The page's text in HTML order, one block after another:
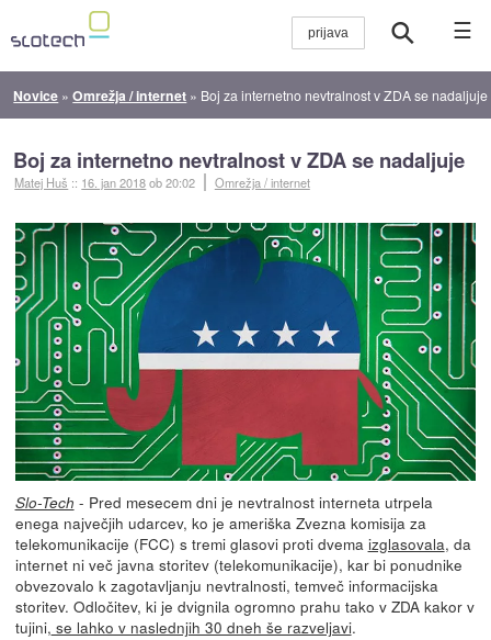
☰
Novice »Omrežja / internet » Boj za internetno nevtralnost v ZDA se nadaljuje
Boj za internetno nevtralnost v ZDA se nadaljuje
Matej Huš :: 16. jan 2018ob 20:02 Omrežja / internet
Slo-Tech - Pred mesecem dni je nevtralnost interneta utrpela
enega največjih udarcev, ko je ameriška Zvezna komisija za
telekomunikacije (FCC) s tremi glasovi proti dvema izglasovala, da
internet ni več javna storitev (telekomunikacije), kar bi ponudnike
obvezovalo k zagotavljanju nevtralnosti, temveč informacijska
storitev. Odločitev, ki je dvignila ogromno prahu tako v ZDA kakor v
tujini, se lahko v naslednjih 30 dneh še razveljavi.